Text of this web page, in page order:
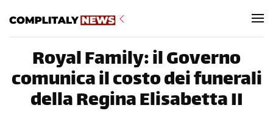
Royal Family: il Governo
comunica il costo dei funerali
della Regina Elisabetta II